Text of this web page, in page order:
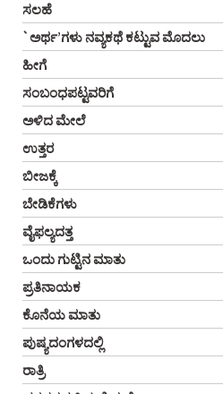
ಸಲಹೆ
`ಅರ್ಥ’ಗಳು ನವ್ಯಕಥೆ ಕಟ್ಟುವ ಮೊದಲು
ಹೀಗೆ
ಸಂಬಂಧಪಟ್ಟವರಿಗೆ
ಅಳಿದ ಮೇಲೆ
ಉತ್ತರ
ಬೀಜಕ್ಕೆ
ಬೇಡಿಕೆಗಳು
ವೈಫಲ್ಯದತ್ತ
ಒಂದು ಗುಟ್ಟಿನ ಮಾತು
ಪ್ರತಿನಾಯಕ
ಕೊನೆಯ ಮಾತು
ಪುಷ್ಯದಂಗಳದಲ್ಲಿ
ರಾತ್ರಿ